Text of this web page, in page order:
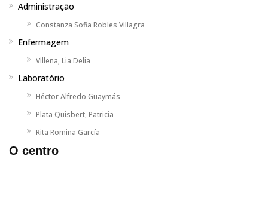
Administração
Constanza Sofia Robles Villagra
Enfermagem
Villena, Lia Delia
Laboratório
Héctor Alfredo Guaymás
Plata Quisbert, Patricia
Rita Romina García
O centro